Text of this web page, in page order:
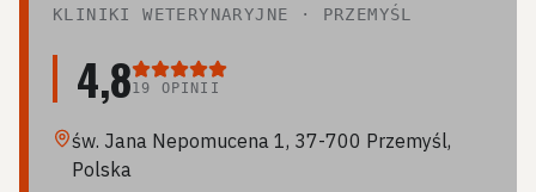
KLINIKI WETERYNARYJNE · PRZEMYŚL
4,819 OPINII
św. Jana Nepomucena 1, 37-700 Przemyśl,
Polska